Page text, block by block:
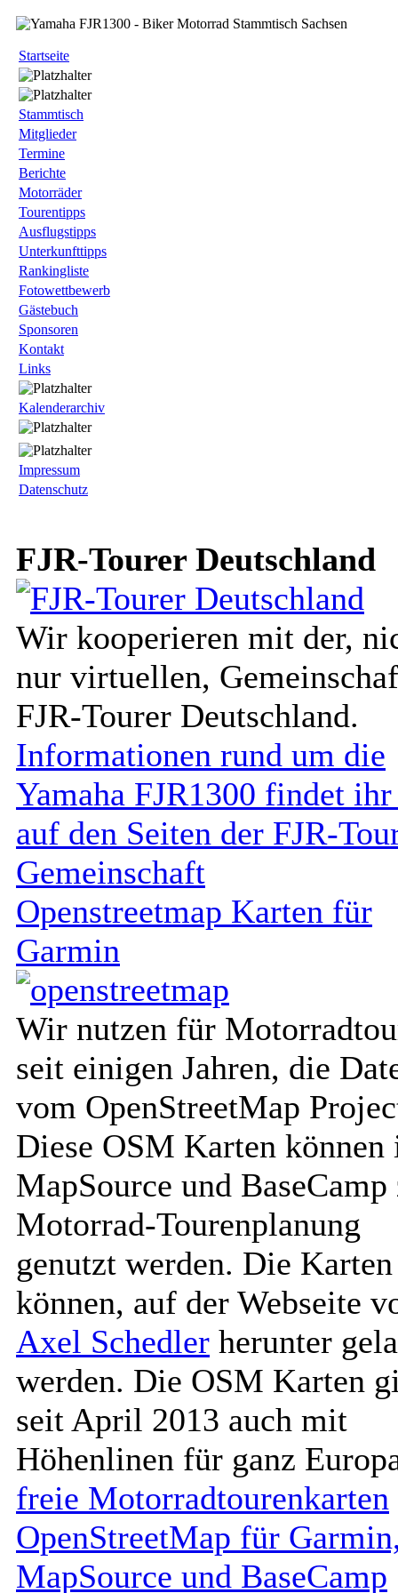
Startseite
Stammtisch
Mitglieder
Termine
Berichte
Motorräder
Tourentipps
Ausflugstipps
Unterkunfttipps
Rankingliste
Fotowettbewerb
Gästebuch
Sponsoren
Kontakt
Links
Kalenderarchiv
Impressum
Datenschutz
FJR-Tourer Deutschland
Wir kooperieren mit der,
nur virtuellen,
FJR-Tourer Deutschland.
Informationen rund um die
Yamaha FJR1300 findet
auf den Seiten der FJR-
Gemeinschaft
Openstreetmap Karten für
Garmin
Wir nutzen für
seit einigen Jahren, die
vom OpenStreetMap
Diese OSM Karten können
MapSource und BaseCamp
Motorrad-Tourenplanung
genutzt werden. Die Karten
können, auf der Webseite
Axel Schedler herunter
werden. Die OSM Karten
seit April 2013 auch mit
Höhenlinen für ganz
freie Motorradtourenkarten
OpenStreetMap für
MapSource und BaseCamp